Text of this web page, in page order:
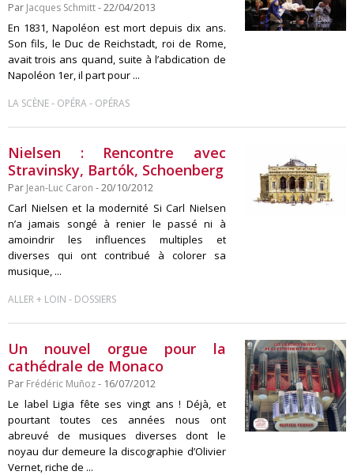
Par Jacques Schmitt- 22/04/2013
En 1831, Napoléon est mort depuis dix ans.
Son fils, le Duc de Reichstadt, roi de Rome,
avait trois ans quand, suite à l’abdication de
Napoléon 1er, il part pour ...
LA SCÈNE- OPÉRA- OPÉRAS
Nielsen : Rencontre avec
Stravinsky, Bartók, Schoenberg
Par Jean-Luc Caron - 20/10/2012
Carl Nielsen et la modernité Si Carl Nielsen
n’a jamais songé à renier le passé ni à
amoindrir les influences multiples et
diverses qui ont contribué à colorer sa
musique, ...
ALLER + LOIN - DOSSIERS
Un nouvel orgue pour la
cathédrale de Monaco
Par Frédéric Muñoz- 16/07/2012
Le label Ligia fête ses vingt ans ! Déjà, et
pourtant toutes ces années nous ont
abreuvé de musiques diverses dont le
noyau dur demeure la discographie d’Olivier
Vernet, riche de ...